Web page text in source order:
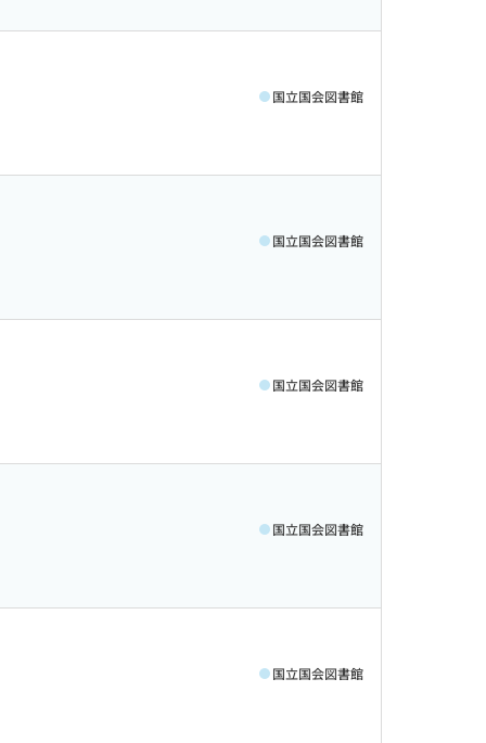
国立国会図書館
国立国会図書館
国立国会図書館
国立国会図書館
国立国会図書館